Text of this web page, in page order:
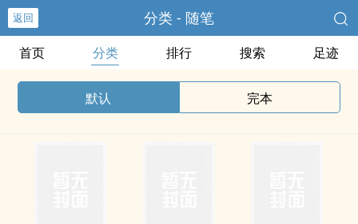
返回 分类 - 随笔
首页 分类 排行 搜索 足迹
默认 完本